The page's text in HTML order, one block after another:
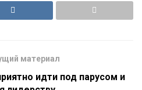
материал
идти под парусом и